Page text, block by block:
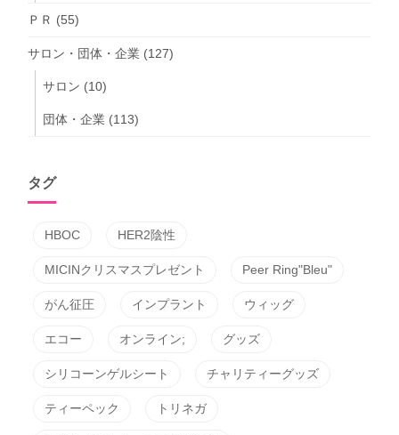
ＰＲ (55)
サロン・団体・企業 (127)
サロン (10)
団体・企業 (113)
タグ
HBOC HER2陰性
MICINクリスマスプレゼント Peer Ring"Bleu"
がん征圧 インプラント ウィッグ
エコー オンライン; グッズ
シリコーンゲルシート チャリティーグッズ
ティーペック トリネガ